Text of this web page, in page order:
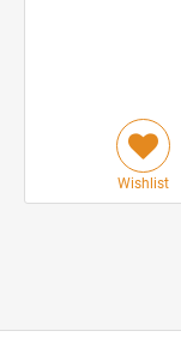
Wishlist